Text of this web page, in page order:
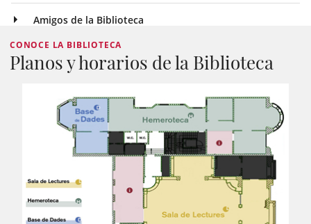
Amigos de la Biblioteca
CONOCE LA BIBLIOTECA
Planos y horarios de la Biblioteca